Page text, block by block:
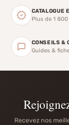
CATALOGUE
Plus de 1
CONSEILS &
Guides &
Recevez nos